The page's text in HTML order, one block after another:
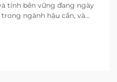
tính bền vững đang ngày
ngành hậu cần, và
Việc sử dụng xe nâng
các công ty hậu cần...